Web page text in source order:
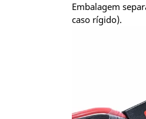
Embalagem
caso rígido).